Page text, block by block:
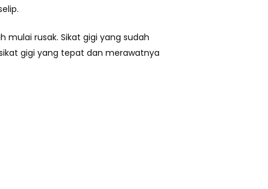
mulai rusak. Sikat gigi yang sudah
gigi yang tepat dan merawatnya